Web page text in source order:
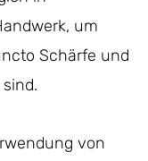
um
Schärfe und
von